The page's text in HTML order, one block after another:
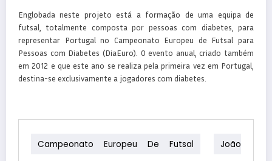
Englobada neste projeto está a formação de uma equipa de
futsal, totalmente composta por pessoas com diabetes, para
representar Portugal no Campeonato Europeu de Futsal para
Pessoas com Diabetes (DiaEuro). O evento anual, criado também
em 2012 e que este ano se realiza pela primeira vez em Portugal,
destina-se exclusivamente a jogadores com diabetes.
Campeonato Europeu De Futsal João